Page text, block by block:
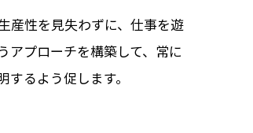
産性を見失わずに、仕事を遊
アプローチを構築して、常に
るよう促します。